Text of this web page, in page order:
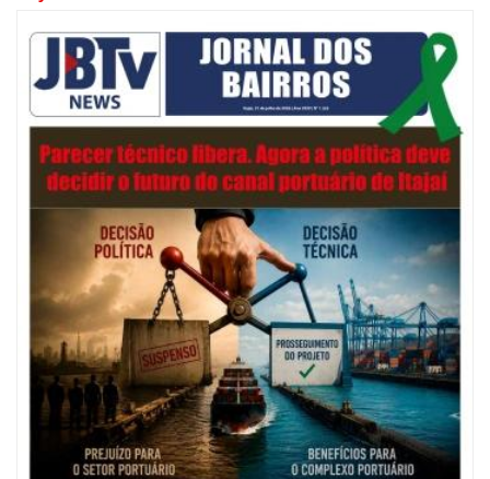
06/08/2026 | 07:00
Festival de Pesca de Praia vai celebrar o aniversário de Navegantes
ITAJAÍ